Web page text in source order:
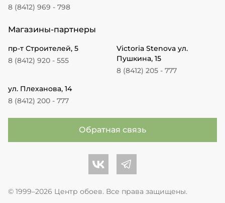
8 (8412) 969 - 798
Магазины-партнеры
пр-т Строителей, 5
8 (8412) 920 - 555
Victoria Stenova ул.
Пушкина, 15
8 (8412) 205 - 777
ул. Плеханова, 14
8 (8412) 200 - 777
Обратная связь
Центр обоев во Вконтакте
Центр обоев в Телеграме
© 1999–2026 Центр обоев. Все права защищены.